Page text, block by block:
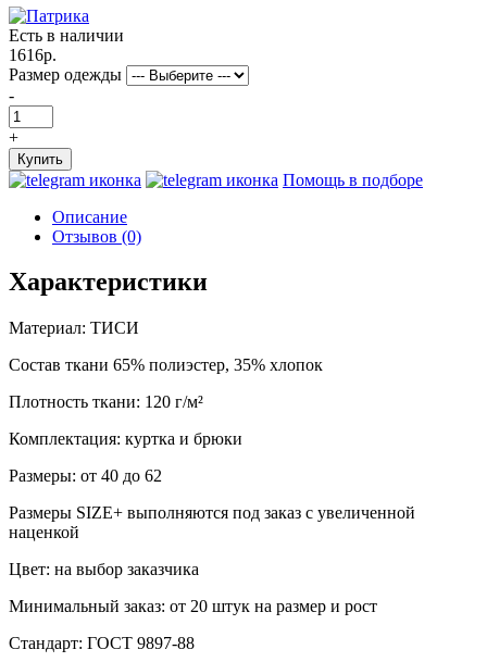
Есть в наличии
1616р.
Размер одежды
-
+
Купить
Помощь в подборе
Описание
Отзывов (0)
Характеристики
Материал: ТИСИ
Состав ткани 65% полиэстер, 35% хлопок
Плотность ткани: 120 г/м²
Комплектация: куртка и брюки
Размеры: от 40 до 62
Размеры SIZE+ выполняются под заказ с увеличенной
наценкой
Цвет: на выбор заказчика
Минимальный заказ: от 20 штук на размер и рост
Стандарт: ГОСТ 9897-88